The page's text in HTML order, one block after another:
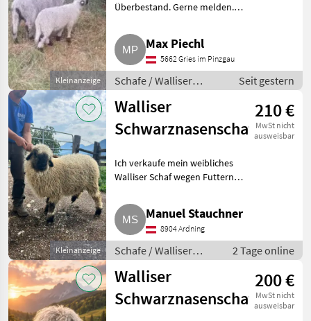
Kleinanzeige
Überbestand. Gerne melden.
Schwarznasenschafe
Max Piechl
5662 Gries im Pinzgau
Schafe / Walliser
Schwarznasenschafe
Seit gestern
Kleinanzeige
Walliser
Schwarznasenschaf
210 €
MwSt nicht
ausweisbar
Ich verkaufe mein weibliches
Walliser Schaf wegen Futternot.
melden. Schafe Walliser
Schwarznasenschafe
Manuel Stauchner
8904 Ardning
Schafe / Walliser
Schwarznasenschafe
2 Tage online
Walliser
Schwarznasenschaf
200 €
MwSt nicht
ausweisbar